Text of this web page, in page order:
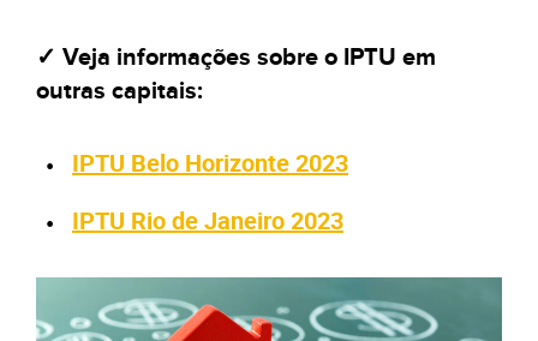
✓ Veja informações sobre o IPTU em
outras capitais:
IPTU Belo Horizonte 2023
IPTU Rio de Janeiro 2023